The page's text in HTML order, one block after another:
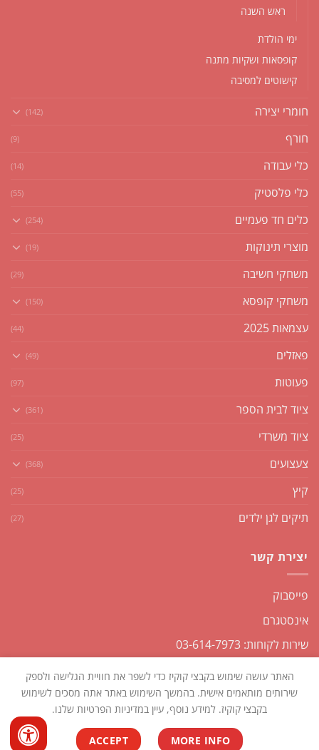
ראש השנה
ימי הולדת
קופסאות ושקיות מתנה
קישוטים למסיבה
חומרי יצירה (142)
חורף (9)
כלי עבודה (14)
כלי פלסטיק (55)
כלים חד פעמיים (254)
מוצרי תינוקות (19)
משחקי חשיבה (29)
משחקי קופסא (150)
עצמאות 2025 (44)
פאזלים (49)
פעוטות (97)
ציוד לבית הספר (361)
ציוד משרדי (25)
צעצועים (368)
קיץ (25)
תיקים לגן ילדים (27)
יצירת קשר
פייסבוק
אינסטגרם
שירות לקוחות: 03-614-7973
כל הזכויות שמורות2026 © שקליקו| נבנה ומנוהל על ידי
WEmanage -
ניהול אתרים
האתר עושה שימוש בקבצי קוקיז כדי לשפר את חוויית הגלישה ולספק
שירותים מותאמים אישית. בהמשך השימוש באתר אתה מסכים לשימוש
בקבצי קוקיז. למידע נוסף, עיין במדיניות הפרטיות שלנו.
MORE INFO
ACCEPT